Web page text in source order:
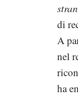
di
A
nel
ha